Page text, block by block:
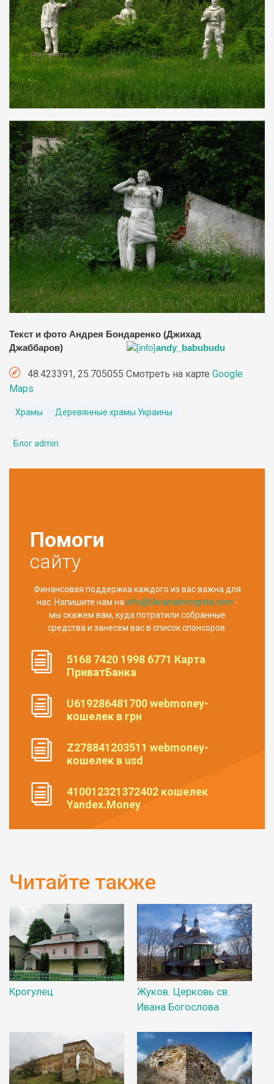
Текст и фото Андрея Бондаренко (Джихад
Джаббаров)
andy_babubudu
48.423391, 25.705055 Смотреть на карте Google
Maps
Храмы Деревянные храмы Украины
Блог admin
Помоги
сайту
Финансовая поддержка каждого из вас важна для
нас. Напишите нам наinfo@UkrainaIncognita.com -
мы скажем вам, куда потратили собранные
средства и занесем вас в список спонсоров.
5168 7420 1998 6771 Карта
ПриватБанка
U619286481700 webmoney-
кошелек в грн
Z278841203511 webmoney-
кошелек в usd
410012321372402 кошелек
Yandex.Money
Читайте также
Крогулец
Жуков. Церковь св.
Ивана Богослова